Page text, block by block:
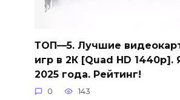
ТОП—5. Лучшие
игр в 2К [Quad HD 1440p].
2025 года. Рейтинг!
0 143